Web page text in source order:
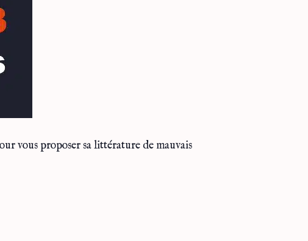
vous proposer sa littérature de mauvais